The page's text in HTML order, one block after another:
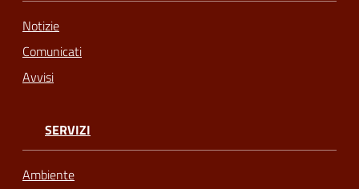
Notizie
Comunicati
Avvisi
SERVIZI
Ambiente